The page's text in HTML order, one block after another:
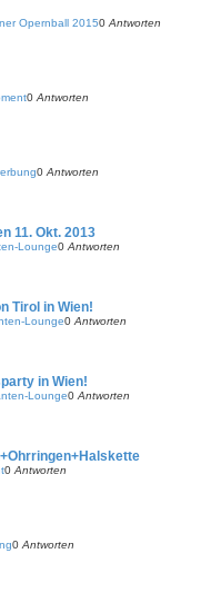
Opernball 20150 Antworten
0 Antworten
0 Antworten
11. Okt. 2013
Lounge0 Antworten
Tirol in Wien!
Lounge0 Antworten
in Wien!
Lounge0 Antworten
0 Antworten
0 Antworten